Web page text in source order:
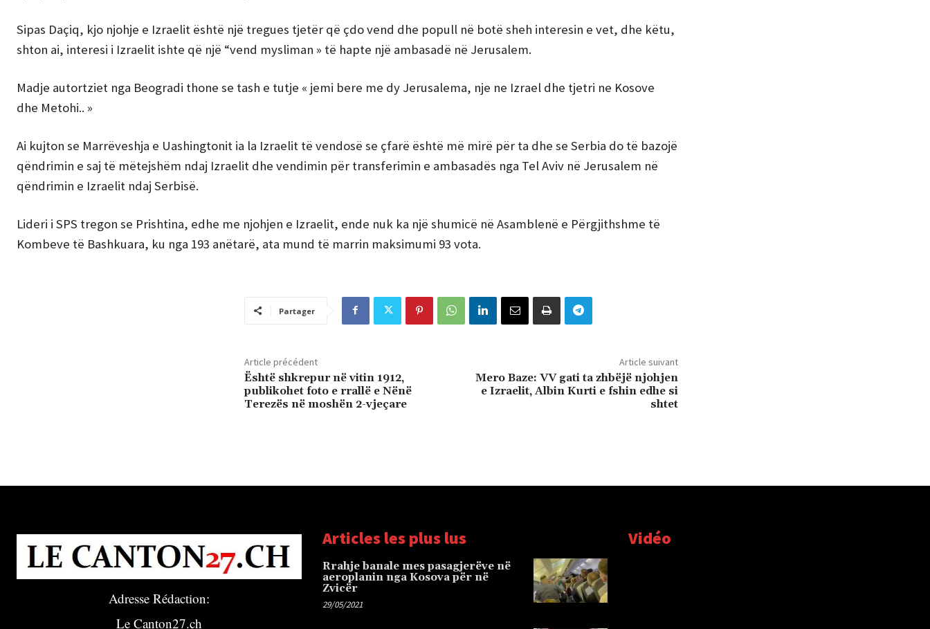
Sipas Daçiq, kjo njohje e Izraelit është një tregues tjetër që çdo vend dhe popull në botë sheh interesin e vet, dhe këtu,
shton ai, interesi i Izraelit ishte që një “vend mysliman » të hapte një ambasadë në Jerusalem.
Madje autortziet nga Beogradi thone se tash e tutje « jemi bere me dy Jerusalema, nje ne Izrael dhe tjetri ne Kosove
dhe Metohi.. »
Ai kujton se Marrëveshja e Uashingtonit ia la Izraelit të vendosë se çfarë është më mirë për ta dhe se Serbia do të bazojë
qëndrimin e saj të mëtejshëm ndaj Izraelit dhe vendimin për transferimin e ambasadës nga Tel Aviv në Jerusalem në
qëndrimin e Izraelit ndaj Serbisë.
Lideri i SPS tregon se Prishtina, edhe me njohjen e Izraelit, ende nuk ka një shumicë në Asamblenë e Përgjithshme të
Kombeve të Bashkuara, ku nga 193 anëtarë, ata mund të marrin maksimumi 93 vota.
Partager
Article précédent
Është shkrepur në vitin 1912,
publikohet foto e rrallë e Nënë
Terezës në moshën 2-vjeçare
Article suivant
Mero Baze: VV gati ta zhbëjë njohjen
e Izraelit, Albin Kurti e fshin edhe si
shtet
Adresse Rédaction:
Le Canton27.ch
Articles les plus lus
Rrahje banale mes pasagjerëve në
aeroplanin nga Kosova për në
Zvicër
29/05/2021
Vidéo